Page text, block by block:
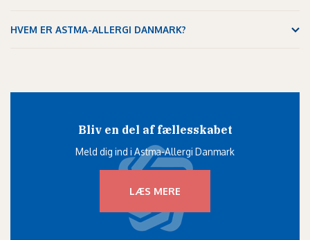
HVEM ER ASTMA-ALLERGI DANMARK?
Bliv en del af fællesskabet
Meld dig ind i Astma-Allergi Danmark
LÆS MERE